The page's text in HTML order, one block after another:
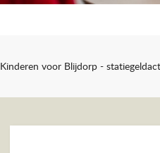
Kinderen voor Blijdorp -